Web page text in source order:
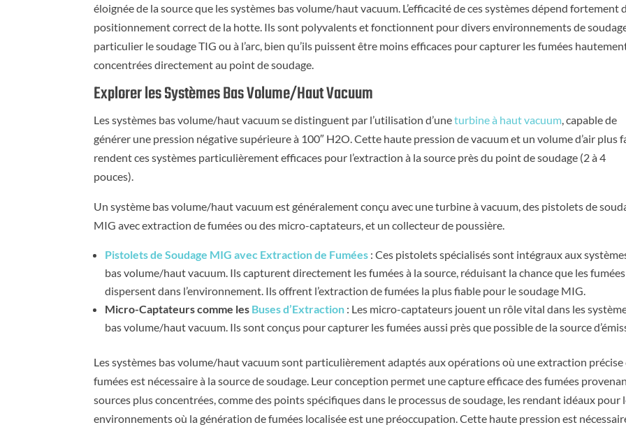
éloignée de la source que les systèmes bas volume/haut vacuum. L’efficacité de ces systèmes dépend fortement
positionnement correct de la hotte. Ils sont polyvalents et fonctionnent pour divers environnements de
particulier le soudage TIG ou à l’arc, bien qu’ils puissent être moins efficaces pour capturer les fumées
concentrées directement au point de soudage.
Explorer les Systèmes Bas Volume/Haut Vacuum
Les systèmes bas volume/haut vacuum se distinguent par l’utilisation d’uneturbine à haut vacuum , capable de
générer une pression négative supérieure à 100″ H2O. Cette haute pression de vacuum et un volume d’air plus
rendent ces systèmes particulièrement efficaces pour l’extraction à la source près du point de soudage (2 à 4
pouces).
Un système bas volume/haut vacuum est généralement conçu avec une turbine à vacuum, des pistolets de
MIG avec extraction de fumées ou des micro-captateurs, et un collecteur de poussière.
Pistolets de Soudage MIG avec Extraction de Fumées : Ces pistolets spécialisés sont intégraux aux
bas volume/haut vacuum. Ils capturent directement les fumées à la source, réduisant la chance que les
dispersent dans l’environnement. Ils offrent l’extraction de fumées la plus fiable pour le soudage MIG.
Micro-Captateurs comme les Buses d’Extraction : Les micro-captateurs jouent un rôle vital dans les
bas volume/haut vacuum. Ils sont conçus pour capturer les fumées aussi près que possible de la source
Les systèmes bas volume/haut vacuum sont particulièrement adaptés aux opérations où une extraction précise
fumées est nécessaire à la source de soudage. Leur conception permet une capture efficace des fumées
sources plus concentrées, comme des points spécifiques dans le processus de soudage, les rendant idéaux pour
environnements où la génération de fumées localisée est une préoccupation. Cette haute pression est